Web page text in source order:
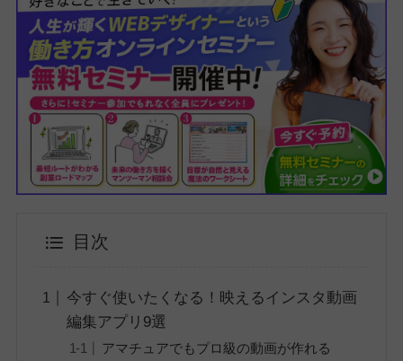
目次
今すぐ使いたくなる！映えるインスタ動画
編集アプリ9選
アマチュアでもプロ級の動画が作れる